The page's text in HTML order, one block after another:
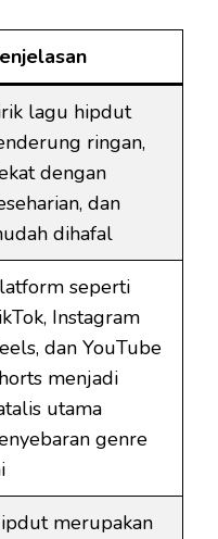
lagu hipdut
ringan,
dengan
dan
dihafal
seperti
Instagram
dan YouTube
menjadi
utama
genre
merupakan